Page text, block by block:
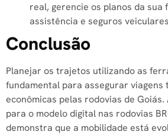
real, gerencie os planos da
assistência e seguros
Conclusão
Planejar os trajetos utilizando as
fundamental para assegurar viagens
econômicas pelas rodovias de
para o modelo digital nas rodovias
demonstra que a mobilidade está